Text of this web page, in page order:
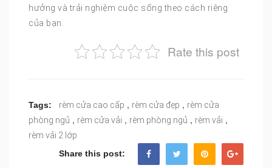
hưởng và trải nghiệm cuộc sống theo cách riêng
của bạn.
Rate this post
Tags: rèm cửa cao cấp , rèm cửa đẹp , rèm cửa
phòng ngủ , rèm cửa vải , rèm phòng ngủ , rèm vải ,
rèm vải 2 lớp
Share this post: